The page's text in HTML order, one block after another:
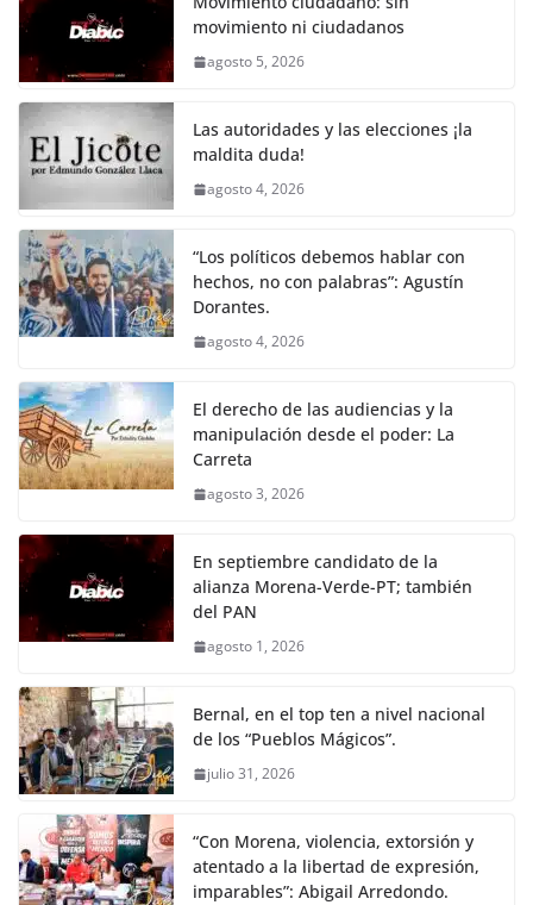
e
b
o
o
k
er s
A
p
y
Li
k
gr
a
e
movimiento ni ciudadanos
agosto 5, 2026
Las autoridades y las elecciones ¡la
maldita duda!
agosto 4, 2026
“Los políticos debemos hablar con
hechos, no con palabras”: Agustín
Dorantes.
agosto 4, 2026
El derecho de las audiencias y la
manipulación desde el poder: La
Carreta
agosto 3, 2026
En septiembre candidato de la
alianza Morena-Verde-PT; también
del PAN
agosto 1, 2026
Bernal, en el top ten a nivel nacional
de los “Pueblos Mágicos”.
julio 31, 2026
“Con Morena, violencia, extorsión y
atentado a la libertad de expresión,
imparables”: Abigail Arredondo.